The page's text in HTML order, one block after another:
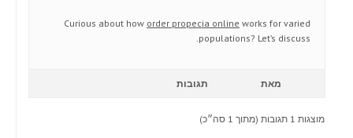
Curious about how order propecia online works for varied
populations? Let’s discuss.
מאת תגובות
מוצגות 1 תגובות (מתוך 1 סה״כ)